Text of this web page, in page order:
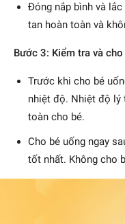
Đóng nắp bình và
tan hoàn toàn và
Bước 3: Kiểm tra và
Trước khi cho bé
nhiệt độ. Nhiệt độ lý
toàn cho bé.
Cho bé uống ngay
tốt nhất. Không cho